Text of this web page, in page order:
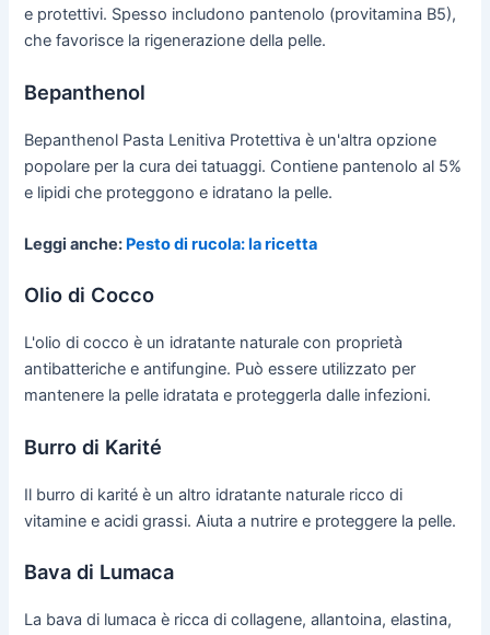
e protettivi. Spesso includono pantenolo (provitamina B5),
che favorisce la rigenerazione della pelle.
Bepanthenol
Bepanthenol Pasta Lenitiva Protettiva è un'altra opzione
popolare per la cura dei tatuaggi. Contiene pantenolo al 5%
e lipidi che proteggono e idratano la pelle.
Leggi anche: Pesto di rucola: la ricetta
Olio di Cocco
L'olio di cocco è un idratante naturale con proprietà
antibatteriche e antifungine. Può essere utilizzato per
mantenere la pelle idratata e proteggerla dalle infezioni.
Burro di Karité
Il burro di karité è un altro idratante naturale ricco di
vitamine e acidi grassi. Aiuta a nutrire e proteggere la pelle.
Bava di Lumaca
La bava di lumaca è ricca di collagene, allantoina, elastina,